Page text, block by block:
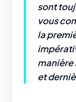
sont
vous
la
manière
et